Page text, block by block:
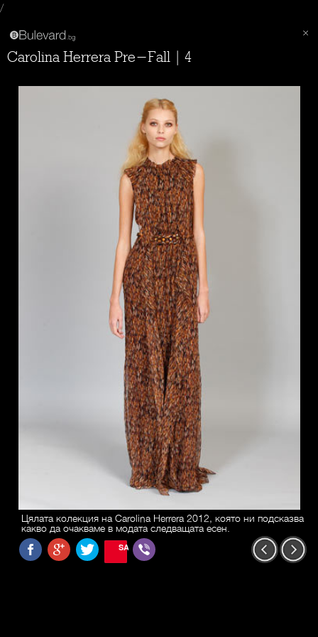
/
Carolina Herrera Pre-Fall | 4
Цялата колекция на Carolina Herrera 2012, която ни подсказва
какво да очакваме в модата следващата есен.
SAVE